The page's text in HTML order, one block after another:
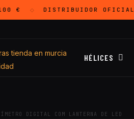
€ DISTRIBUIDOR OFICIAL
HÉLICES
DIGITAL COM LANTERNA DE LED